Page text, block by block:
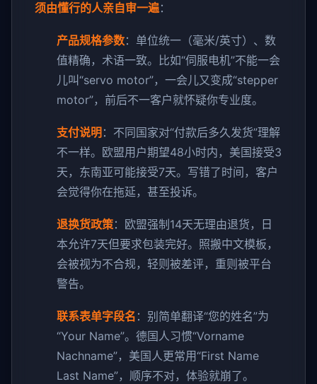
须由懂行的人亲自审一遍：
产品规格参数：单位统一（毫米/英寸）、数
值精确，术语一致。比如“伺服电机”不能一会
儿叫“servo motor”，一会儿又变成“stepper
motor”，前后不一客户就怀疑你专业度。
支付说明 ：不同国家对“付款后多久发货”理解
不一样。欧盟用户期望48小时内，美国接受3
天，东南亚可能接受7天。写错了时间，客户
会觉得你在拖延，甚至投诉。
退换货政策：欧盟强制14天无理由退货，日
本允许7天但要求包装完好。照搬中文模板，
会被视为不合规，轻则被差评，重则被平台
警告。
联系表单字段名 ：别简单翻译“您的姓名”为
“Your Name”。德国人习惯“Vorname
Nachname”，美国人更常用“First Name
Last Name”，顺序不对，体验就崩了。